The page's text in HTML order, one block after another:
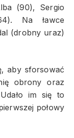
(90), Sergio
Na ławce
(drobny uraz)
aby sforsować
obrony oraz
im się to
połowy